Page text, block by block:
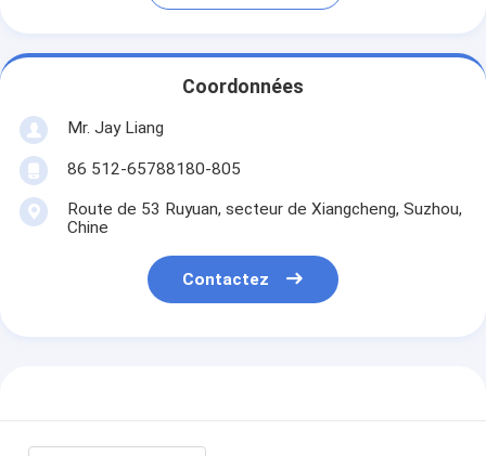
Coordonnées
Mr. Jay Liang
86 512-65788180-805
Route de 53 Ruyuan, secteur de Xiangcheng, Suzhou,
Chine
Contactez